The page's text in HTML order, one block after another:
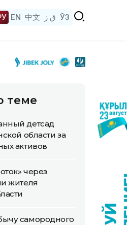
EN 中文 ق ز ЎЗ
теме
детсад
области за
активов
через
жителя
самородного